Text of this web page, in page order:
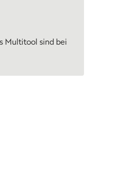
Multitool sind bei